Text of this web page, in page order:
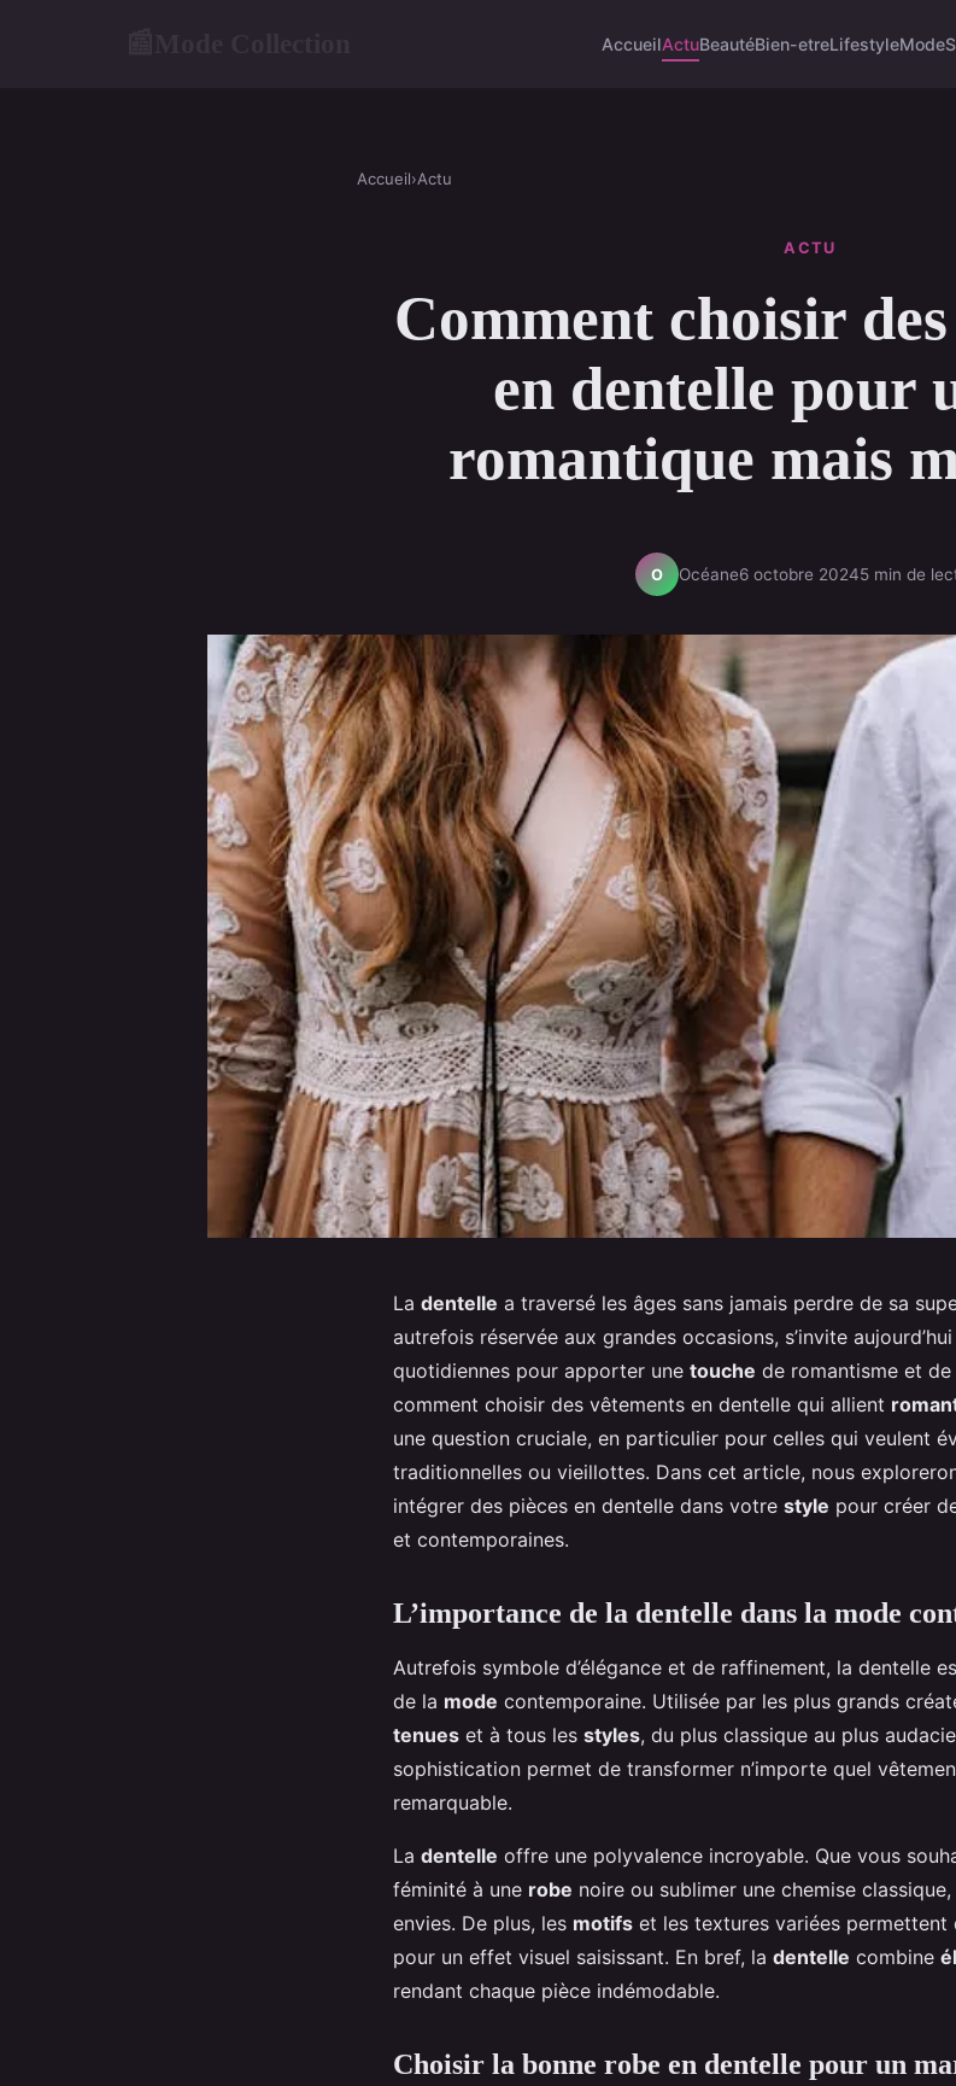
AccueilActuBeautéBien-etreLifestyleMode
Accueil›Actu
ACTU
Comment choisir
en dentelle pour
romantique mais
O Océane6 octobre 20245 min de
La dentelle a traversé les âges sans jamais perdre de sa
autrefois réservée aux grandes occasions, s’invite
quotidiennes pour apporter une touche de romantisme et
comment choisir des vêtements en dentelle qui allient
une question cruciale, en particulier pour celles qui veulent
traditionnelles ou vieillottes. Dans cet article, nous
intégrer des pièces en dentelle dans votre style pour créer
et contemporaines.
L’importance de la dentelle dans la mode
Autrefois symbole d’élégance et de raffinement, la dentelle
de la mode contemporaine. Utilisée par les plus grands
tenues et à tous les styles, du plus classique au plus
sophistication permet de transformer n’importe quel
remarquable.
La dentelle offre une polyvalence incroyable. Que vous
féminité à une robe noire ou sublimer une chemise
envies. De plus, les motifs et les textures variées
pour un effet visuel saisissant. En bref, la dentelle combine
rendant chaque pièce indémodable.
Choisir la bonne robe en dentelle pour un